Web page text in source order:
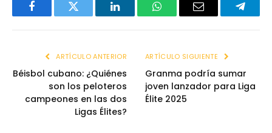
FacebookTwitter LinkedInWhatsAppEmail
ARTÍCULO ANTERIOR
Béisbol cubano: ¿Quiénes
son los peloteros
campeones en las dos
Ligas Élites?
ARTÍCULO SIGUIENTE
Granma podría sumar
joven lanzador para Liga
Élite 2025